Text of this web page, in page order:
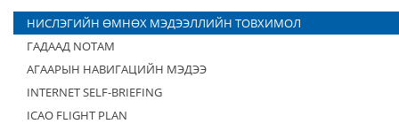
НИСЛЭГИЙН ӨМНӨХ МЭДЭЭЛЛИЙН ТОВХИМОЛ
ГАДААД NOTAM
АГААРЫН НАВИГАЦИЙН МЭДЭЭ
INTERNET SELF-BRIEFING
ICAO FLIGHT PLAN